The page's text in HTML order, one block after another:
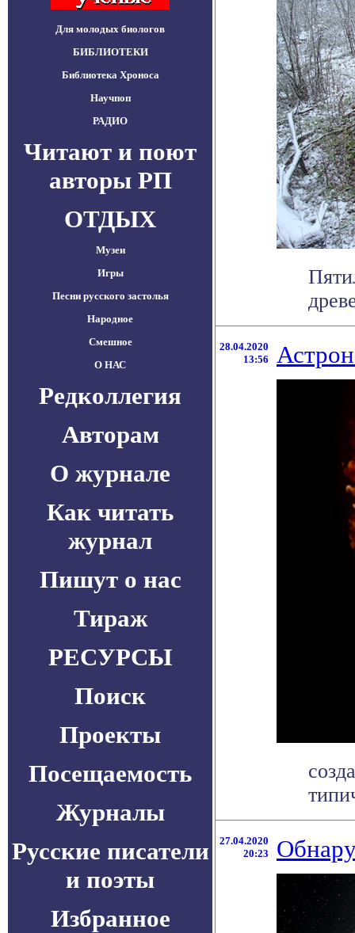
Для молодых биологов
БИБЛИОТЕКИ
Библиотека Хроноса
Научпоп
РАДИО
Читают и поют
авторы РП
ОТДЫХ
Музеи
Игры
Песни русского застолья
Народное
Смешное
О НАС
Редколлегия
Авторам
О журнале
Как читать
журнал
Пишут о нас
Тираж
РЕСУРСЫ
Поиск
Проекты
Посещаемость
Журналы
Русские писатели
и поэты
Избранное
28.04.2020
13:56
27.04.2020
20:23